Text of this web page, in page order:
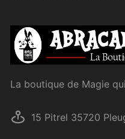
La boutique de Magie
15 Pitrel 35720